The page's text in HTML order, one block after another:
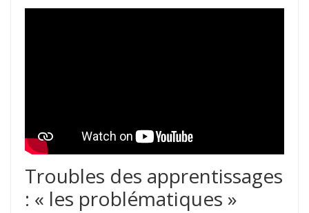
Troubles des apprentissages
: « les problématiques »